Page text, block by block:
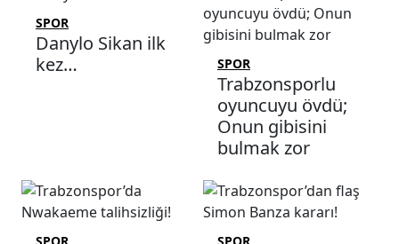
SPOR
Danylo Sikan ilk
kez…
SPOR
Trabzonsporlu
oyuncuyu övdü;
Onun gibisini
bulmak zor